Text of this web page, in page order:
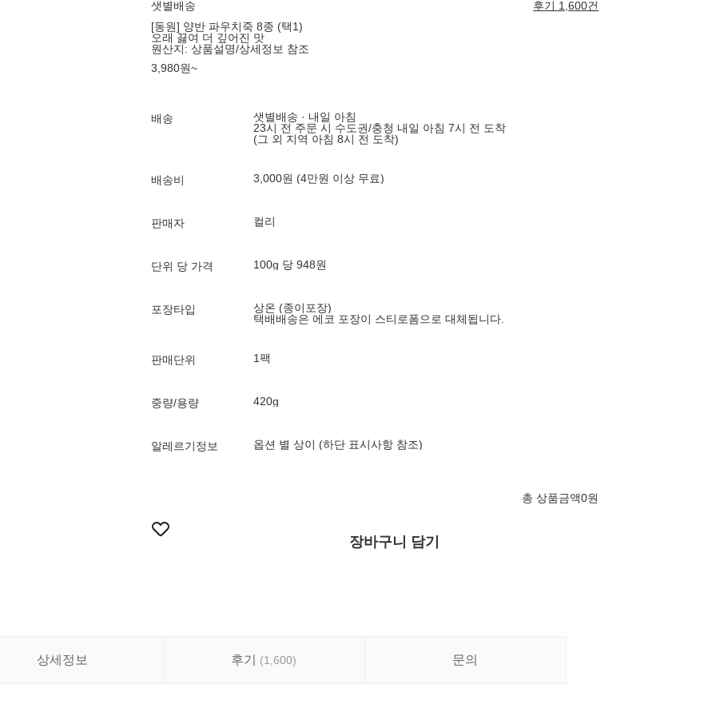
샛별배송
후기 1,600건
[동원] 양반 파우치죽 8종 (택1)
오래 끓여 더 깊어진 맛
원산지: 상품설명/상세정보 참조
3,980원~
배송
샛별배송 · 내일 아침
23시 전 주문 시 수도권/충청 내일 아침 7시 전 도착
(그 외 지역 아침 8시 전 도착)
배송비 3,000원 (4만원 이상 무료)
판매자 컬리
단위 당 가격 100g 당 948원
포장타입
상온 (종이포장)
택배배송은 에코 포장이 스티로폼으로 대체됩니다.
판매단위 1팩
중량/용량 420g
알레르기정보 옵션 별 상이 (하단 표시사항 참조)
총 상품금액0원
장바구니 담기
상세정보 후기 (1,600) 문의